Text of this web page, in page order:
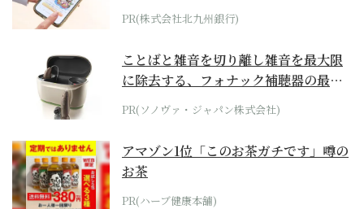
PR(株式会社北九州銀行)
ことばと雑音を切り離し雑音を最大限
に除去する、フォナック補聴器の最上
位モデル
PR(ソノヴァ・ジャパン株式会社)
アマゾン1位「このお茶ガチです」噂の
お茶
PR(ハーブ健康本舗)